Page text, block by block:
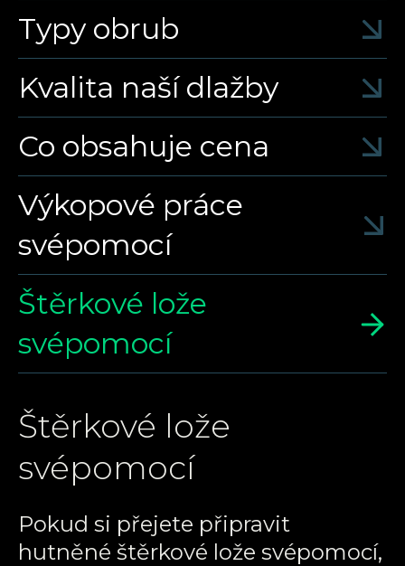
Typy obrub
Kvalita naší dlažby
Co obsahuje cena
Výkopové práce
svépomocí
Štěrkové lože
svépomocí
Štěrkové lože
svépomocí
Pokud si přejete připravit
hutněné štěrkové lože svépomocí,